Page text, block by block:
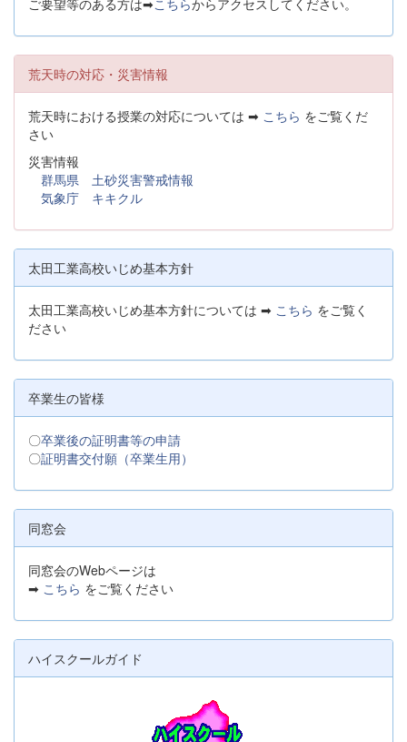
ご要望等のある方は➡こちらからアクセスしてください。
荒天時の対応・災害情報
荒天時における授業の対応については ➡ こちら をご覧くだ
さい
災害情報
群馬県 土砂災害警戒情報
気象庁 キキクル
太田工業高校いじめ基本方針
太田工業高校いじめ基本方針については ➡ こちら をご覧く
ださい
卒業生の皆様
〇卒業後の証明書等の申請
〇証明書交付願（卒業生用）
同窓会
同窓会のWebページは
➡ こちら をご覧ください
ハイスクールガイド